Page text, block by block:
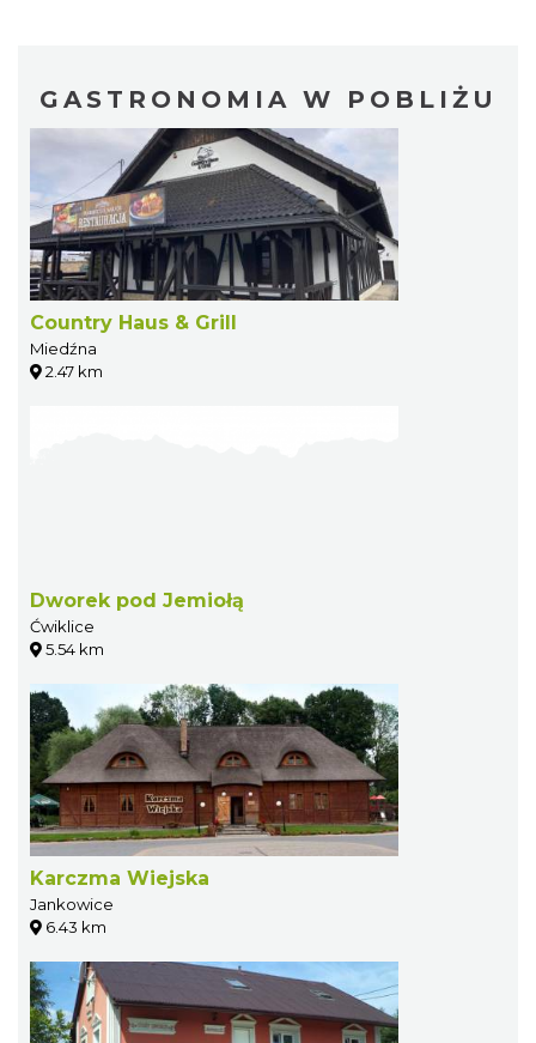
GASTRONOMIA W POBLIŻU
Country Haus & Grill
Miedźna
2.47 km
Dworek pod Jemiołą
Ćwiklice
5.54 km
Karczma Wiejska
Jankowice
6.43 km